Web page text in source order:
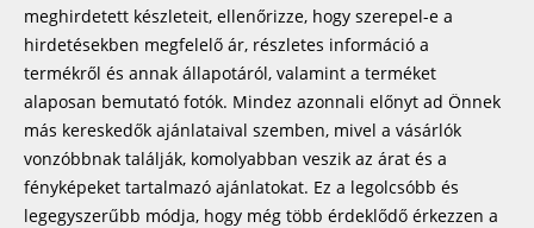
meghirdetett készleteit, ellenőrizze, hogy szerepel-e a
hirdetésekben megfelelő ár, részletes információ a
termékről és annak állapotáról, valamint a terméket
alaposan bemutató fotók. Mindez azonnali előnyt ad Önnek
más kereskedők ajánlataival szemben, mivel a vásárlók
vonzóbbnak találják, komolyabban veszik az árat és a
fényképeket tartalmazó ajánlatokat. Ez a legolcsóbb és
legegyszerűbb módja, hogy még több érdeklődő érkezzen a